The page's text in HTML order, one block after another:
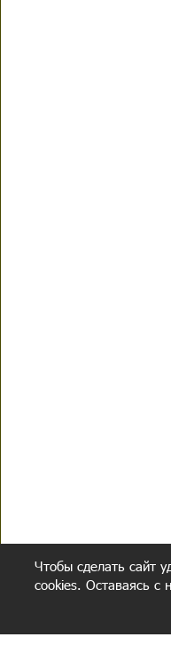
Чтобы сделать сайт
cookies. Оставаясь с